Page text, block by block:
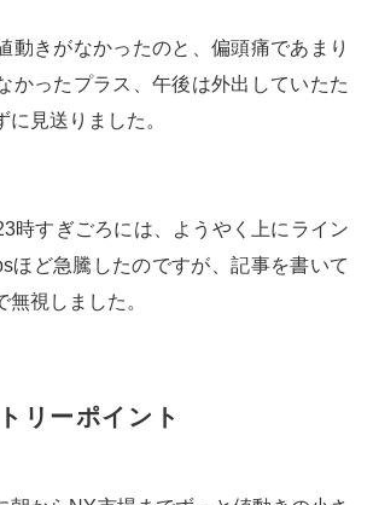
動きがなかったのと、偏頭痛であまり
かったプラス、午後は外出していたた
見送りました。
時すぎごろには、ようやく上にライン
ほど急騰したのですが、記事を書いて
無視しました。
リーポイント